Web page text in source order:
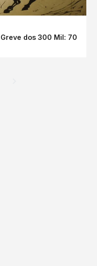
dos 300 Mil: 70